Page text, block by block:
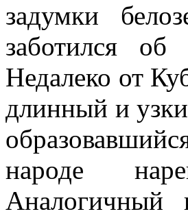
задумки
заботился
Недалеко от
длинный и
народе